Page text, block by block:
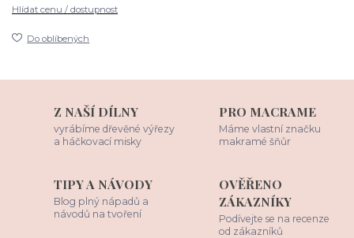
Hlídat cenu / dostupnost
Do oblíbených
Z NAŠÍ DÍLNY
vyrábíme dřevěné výřezy
a háčkovací misky
PRO MACRAME
Máme vlastní značku
makramé šňůr
TIPY A NÁVODY
Blog plný nápadů a
návodů na tvoření
OVĚŘENO
ZÁKAZNÍKY
Podívejte se na recenze
od zákazníků